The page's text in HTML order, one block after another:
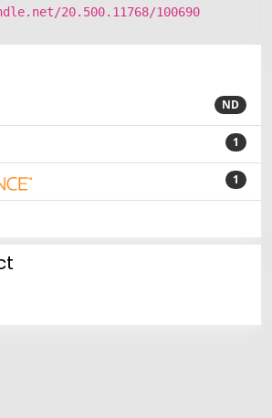
20.500.11768/100690
ND
1
1